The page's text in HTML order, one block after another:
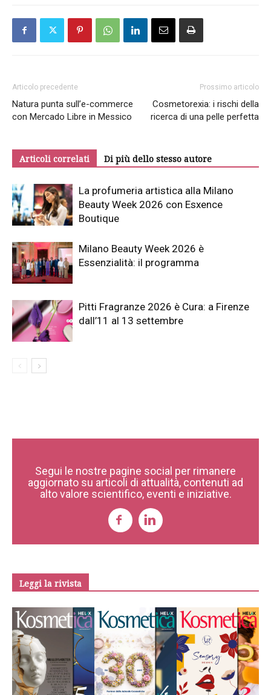
Articolo precedente
Natura punta sull’e-commerce
con Mercado Libre in Messico
Prossimo articolo
Cosmetorexia: i rischi della
ricerca di una pelle perfetta
Articoli correlati Di più dello stesso autore
La profumeria artistica alla Milano
Beauty Week 2026 con Esxence
Boutique
Milano Beauty Week 2026 è
Essenzialità: il programma
Pitti Fragranze 2026 è Cura: a Firenze
dall’11 al 13 settembre
Segui le nostre pagine social per rimanere
aggiornato su articoli di attualità, contenuti ad
alto valore scientifico, eventi e iniziative.
Leggi la rivista